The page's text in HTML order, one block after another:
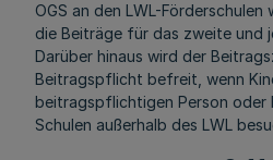
OGS an den LWL-
die Beiträge für das zweite und
Darüber hinaus wird der
Beitragspflicht befreit, wenn
beitragspflichtigen Person oder
Schulen außerhalb des LWL